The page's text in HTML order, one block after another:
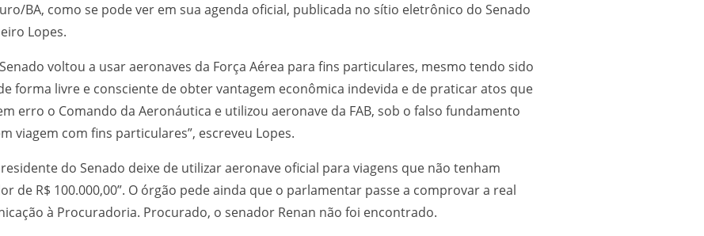
BA, como se pode ver em sua agenda oficial, publicada no sítio eletrônico do Senado
Lopes.
voltou a usar aeronaves da Força Aérea para fins particulares, mesmo tendo sido
forma livre e consciente de obter vantagem econômica indevida e de praticar atos que
erro o Comando da Aeronáutica e utilizou aeronave da FAB, sob o falso fundamento
viagem com fins particulares”, escreveu Lopes.
do Senado deixe de utilizar aeronave oficial para viagens que não tenham
de R$ 100.000,00”. O órgão pede ainda que o parlamentar passe a comprovar a real
à Procuradoria. Procurado, o senador Renan não foi encontrado.